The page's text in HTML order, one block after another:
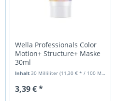
Wella Professionals Color
Motion+ Structure+ Maske
30ml
Inhalt30 Milliliter(11,30 € * / 100 Milliliter)
3,39 € *